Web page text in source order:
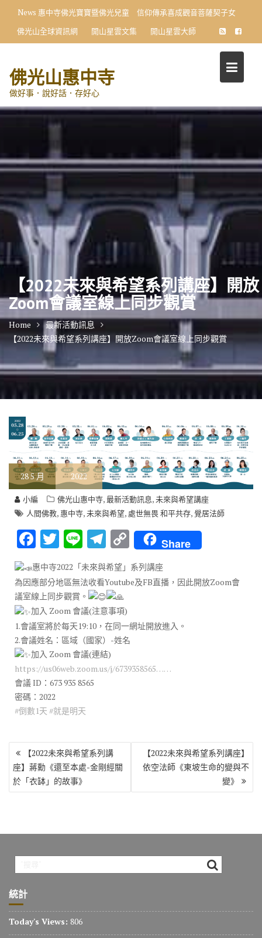
content
News 惠中寺佛光寶寶暨佛光兒童 信仰傳承喜成觀音菩薩契子女
佛光山全球資訊網
開山星雲文集 開山星雲大師
佛光山惠中寺
做好事．說好話．存好心
【2022未來與希望系列講座】開放
Zoom會議室線上同步觀賞
Home
最新活動訊息
【2022未來與希望系列講座】開放Zoom會議室線上同步觀賞
285 月 2022
小編 佛光山惠中寺,最新活動訊息,未來與希望講座
人間佛教, 惠中寺,未來與希望, 處世無畏 和平共存, 覺居法師
F
ac
e
b
o
o
k
T
w
it
te
r
Li
n
e
T
el
e
gr
a
m
C
o
p
n
k
Share
惠中寺2022「未來與希望」系列講座
為因應部分地區無法收看Youtube及FB直播，因此開放Zoom會
議室線上同步觀賞。
加入 Zoom 會議(注意事項)
1.會議室將於每天19:10，在同一網址開放進入。
2.會議姓名：區域（國家）-姓名
加入 Zoom 會議(連結)
https://us06web.zoom.us/j/6739358565……
會議 ID：673 935 8565
密碼：2022
#倒數1天 #就是明天
文
章
導
覽
【2022未來與希望系列講
座】蔣勳《還至本處-金剛經關
於「衣缽」的故事》
【2022未來與希望系列講座】
依空法師《東坡生命的變與不
變》
統計
Today's Views: 806